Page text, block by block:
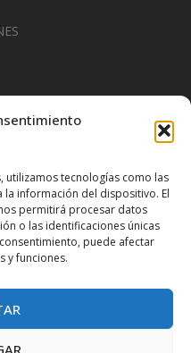
utilizamos tecnologías como las
información del dispositivo. El
permitirá procesar datos
o las identificaciones únicas
puede afectar
y funciones.